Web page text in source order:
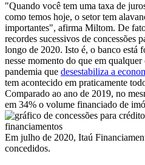
"Quando você tem uma taxa de
como temos hoje, o setor tem
importantes", afirma Miltom. De
recordes sucessivos de concessões
longo de 2020. Isto é, o banco está
nesse momento do que em
pandemia que desestabiliza a
tem acontecido em praticamente
Comparado ao ano de 2019, no
em 34% o volume financiado de
Em julho de 2020, Itaú
concedidos.